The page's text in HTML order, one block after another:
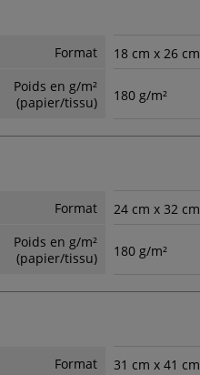
Format
18 cm x 26 cm
Poids en g/m²
(papier/tissu)
180 g/m²
Format
24 cm x 32 cm
Poids en g/m²
(papier/tissu)
180 g/m²
Format
31 cm x 41 cm